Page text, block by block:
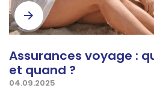
Assurances voyage :
et quand ?
04.09.2025